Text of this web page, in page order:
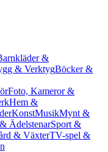
&
& VerktygBöcker &
Foto, Kameror &
Hem &
KonstMusikMynt &
ÄdelstenarSport &
& VäxterTV-spel &